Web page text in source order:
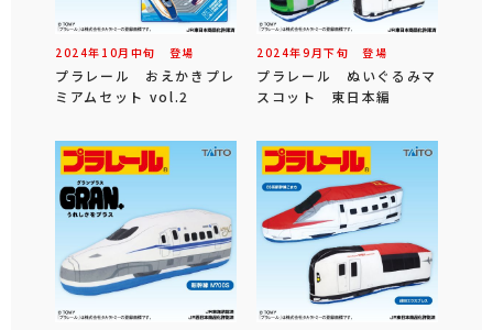
2024年 10月 中旬 登場
プラレール おえかきプレ
ミアムセット vol.2
2024年9 月下旬 登場
プラレール ぬいぐるみマ
スコット 東日本編